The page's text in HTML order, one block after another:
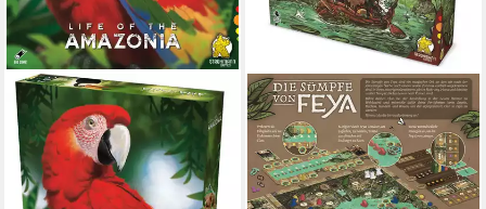
STROHMANN GAMES
Spiel Die Sümpfe von Feya
(DE)
48,90 €
in 3-4 Werktagen bei dir